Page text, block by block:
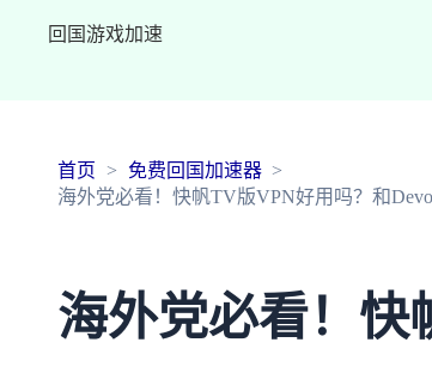
回国游戏加速
首页
免费回国加速器
海外党必看！快帆TV版VPN好用吗？和
海外党必看！快